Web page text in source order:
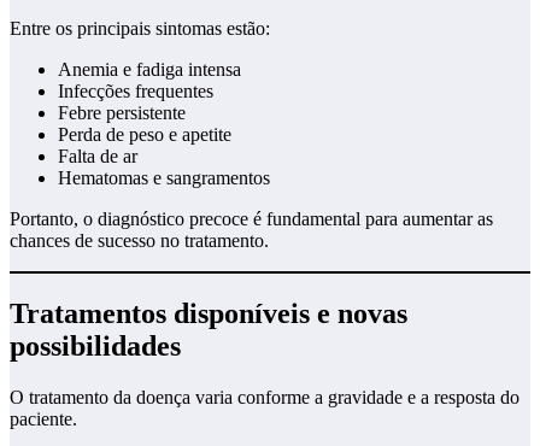
Entre os principais sintomas estão:
Anemia e fadiga intensa
Infecções frequentes
Febre persistente
Perda de peso e apetite
Falta de ar
Hematomas e sangramentos
Portanto, o diagnóstico precoce é fundamental para aumentar as
chances de sucesso no tratamento.
Tratamentos disponíveis e novas
possibilidades
O tratamento da doença varia conforme a gravidade e a resposta do
paciente.